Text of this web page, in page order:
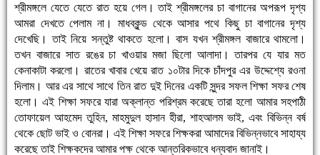
শ্রীমঙ্গলে যেতে যেতে রাত হয়ে গেল। তাই শ্রীমঙ্গলের চা বাগানের অপরূপ দৃশ্য
আমরা দেখতে পেলাম না। মাধবকুন্ড থেকে আসার পথে কিছু চা বাগানের দৃশ্য
দেখেছি। তাই নিয়ে সন্তুষ্ট থাকতে হলো। বাস যখন শ্রীমঙ্গল বাজারে থামলো।
তখন বাজারে সাত রঙের চা খাওয়ার মজা ছিলো আলাদা। তারপর যে যার মত
কেনাকাটা করলো। রাতের খাবার খেয়ে রাত ১০টার দিকে চাঁদপুর এর উদ্দেশ্যে রওনা
দিলাম। আর এর সাথে সাথে তিন রাত দুই দিনের একটি সুন্দর সফল শিক্ষা সফর শেষ
হলো। এই শিক্ষা সফরে যারা অক্লান্ত পরিশ্রম করেছে তারা হলো আমার সহপাঠী
তোফায়েল আহমেদ তুহিন, মাহমুদুল হাসান হীরা, শাহআলম ভাই, এবং বিভিন্ন বর্ষ
থেকে ছোট ভাই ও বোনরা। এই শিক্ষা সফরে শিক্ষকরা আমাদের বিভিন্নভাবে সাহায্য
করেছে তাই শিক্ষকদের আমার পক্ষ থেকে আন্তরিকভাবে ধন্যবাদ জানাই।